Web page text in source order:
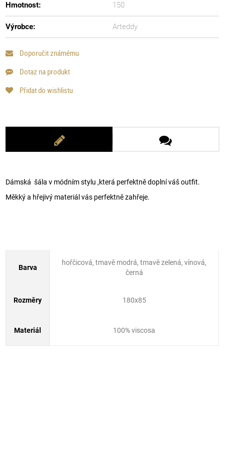
Hmotnost: 150
Výrobce: Arteddy
Doporučit známému
Dotaz na produkt
Přidat do wishlistu
Dámská šála v módním stylu ,která perfektně doplní váš outfit.
Měkký a hřejivý materiál vás perfektně zahřeje.
Barva
hořčicová, tmavě modrá, tmavě zelená, vínová,
černá
Rozměry 180x85
Materiál 100% viscosa